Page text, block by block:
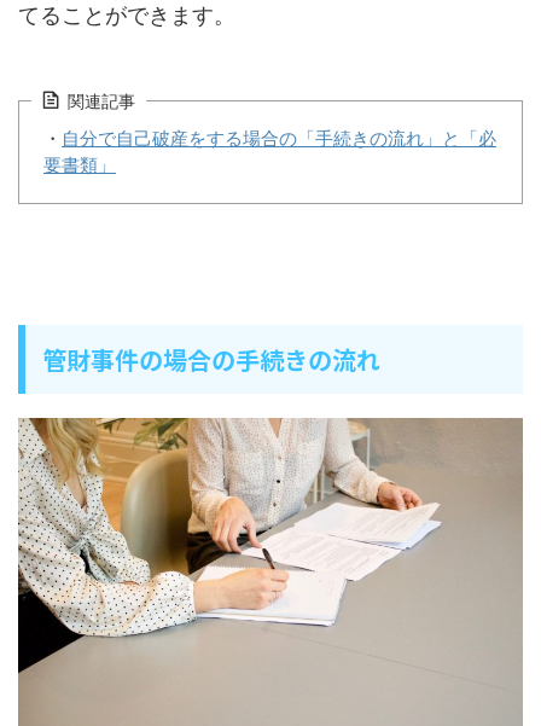
てることができます。
関連記事
・ 自分で自己破産をする場合の「手続きの流れ」と「必
要書類」
管財事件の場合の手続きの流れ